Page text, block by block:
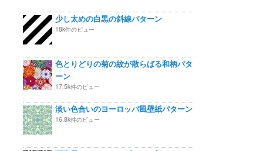
少し太めの白黒の斜線パターン
18k件のビュー
色とりどりの菊の紋が散らばる和柄パタ
ーン
17.5k件のビュー
淡い色合いのヨーロッパ風壁紙パターン
16.8k件のビュー